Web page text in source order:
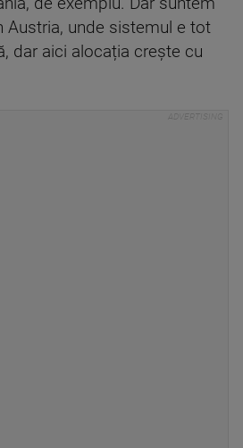
Austria, unde sistemul e tot
dar aici alocația crește cu